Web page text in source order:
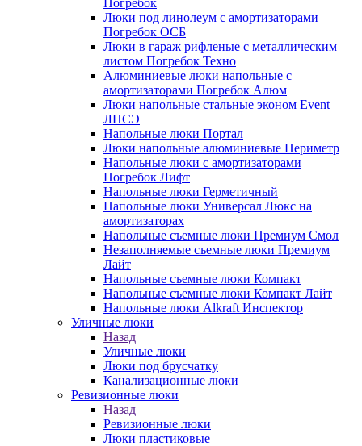
Погребок
Люки под линолеум с амортизаторами
Погребок ОСБ
Люки в гараж рифленые с металлическим
листом Погребок Техно
Алюминиевые люки напольные с
амортизаторами Погребок Алюм
Люки напольные стальные эконом Event
ЛНСЭ
Напольные люки Портал
Люки напольные алюминиевые Периметр
Напольные люки с амортизаторами
Погребок Лифт
Напольные люки Герметичный
Напольные люки Универсал Люкс на
амортизаторах
Напольные съемные люки Премиум Смол
Незаполняемые съемные люки Премиум
Лайт
Напольные съемные люки Компакт
Напольные съемные люки Компакт Лайт
Напольные люки Alkraft Инспектор
Уличные люки
Назад
Уличные люки
Люки под брусчатку
Канализационные люки
Ревизионные люки
Назад
Ревизионные люки
Люки пластиковые